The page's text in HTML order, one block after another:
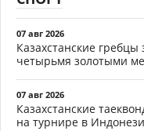
07 авг 2026
Казахстанские
четырьмя золотыми
07 авг 2026
Казахстанские
на турнире в